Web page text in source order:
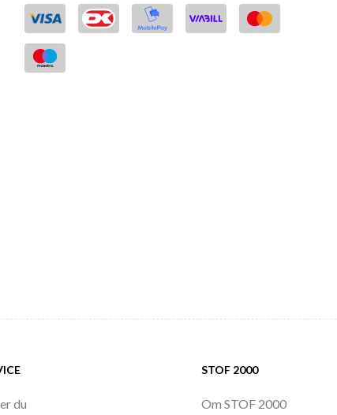
du
STOF 2000
Om STOF 2000